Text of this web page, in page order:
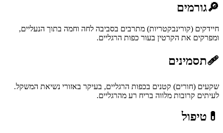
🔎גורמים
חיידקים (קורינבקטריות) מתרבים בסביבה לחה וחמה בתוך הנעליים,
ומפרקים את הקרטין בעור כפות הרגליים.
🩹תסמינים
שקעים (חורים) קטנים בכפות הרגליים, בעיקר באזורי נשיאת המשקל.
לעיתים קרובות מלווה בריח רע מהרגליים.
💊 טיפול